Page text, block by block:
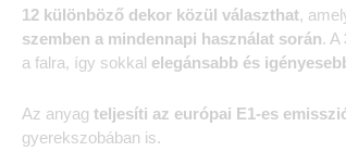
12 különböző dekor közül választhat,
szemben a mindennapi használat során. A
a falra, így sokkal elegánsabb és
Az anyag teljesíti az európai E1-es
gyerekszobában is.